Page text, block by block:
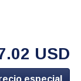
USD